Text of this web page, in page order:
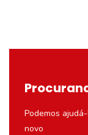
Podemos
novo